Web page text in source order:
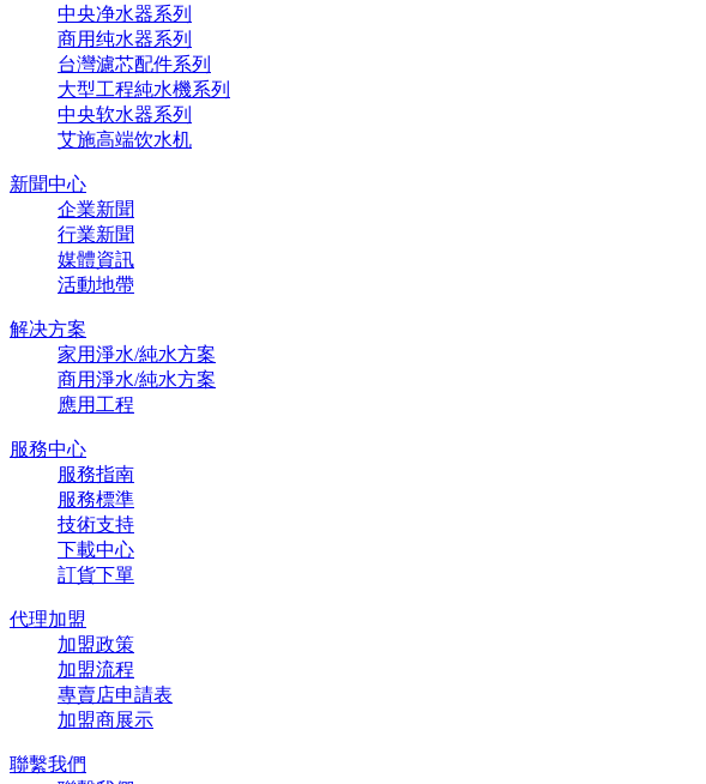
中央净水器系列
商用纯水器系列
台灣濾芯配件系列
大型工程純水機系列
中央软水器系列
艾施高端饮水机
新聞中心
企業新聞
行業新聞
媒體資訊
活動地帶
解决方案
家用淨水/純水方案
商用淨水/純水方案
應用工程
服務中心
服務指南
服務標準
技術支持
下載中心
訂貨下單
代理加盟
加盟政策
加盟流程
專賣店申請表
加盟商展示
聯繫我們